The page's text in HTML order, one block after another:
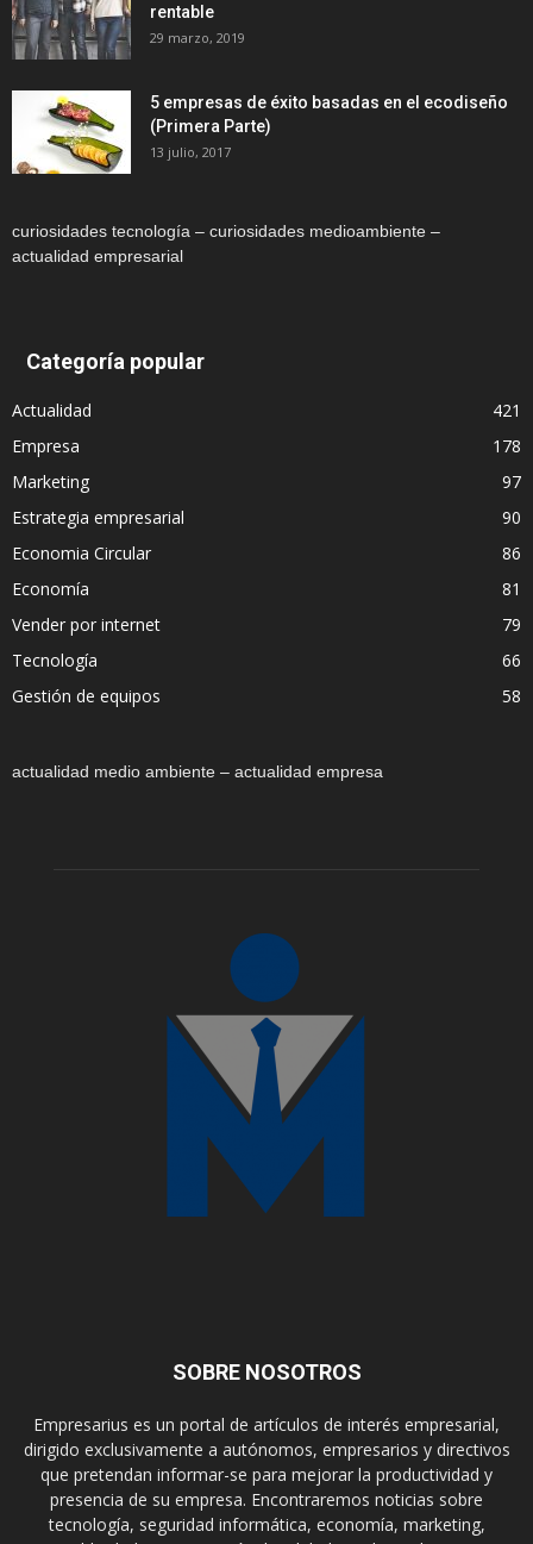
rentable
29 marzo, 2019
5 empresas de éxito basadas en el ecodiseño
(Primera Parte)
13 julio, 2017
curiosidades tecnología – curiosidades medioambiente –
actualidad empresarial
Categoría popular
Actualidad
421
Empresa
178
Marketing
97
Estrategia empresarial
90
Economia Circular
86
Economía
81
Vender por internet
79
Tecnología
66
Gestión de equipos
58
actualidad medio ambiente – actualidad empresa
SOBRE NOSOTROS
Empresarius es un portal de artículos de interés empresarial,
dirigido exclusivamente a autónomos, empresarios y directivos
que pretendan informar-se para mejorar la productividad y
presencia de su empresa. Encontraremos noticias sobre
tecnología, seguridad informática, economía, marketing,